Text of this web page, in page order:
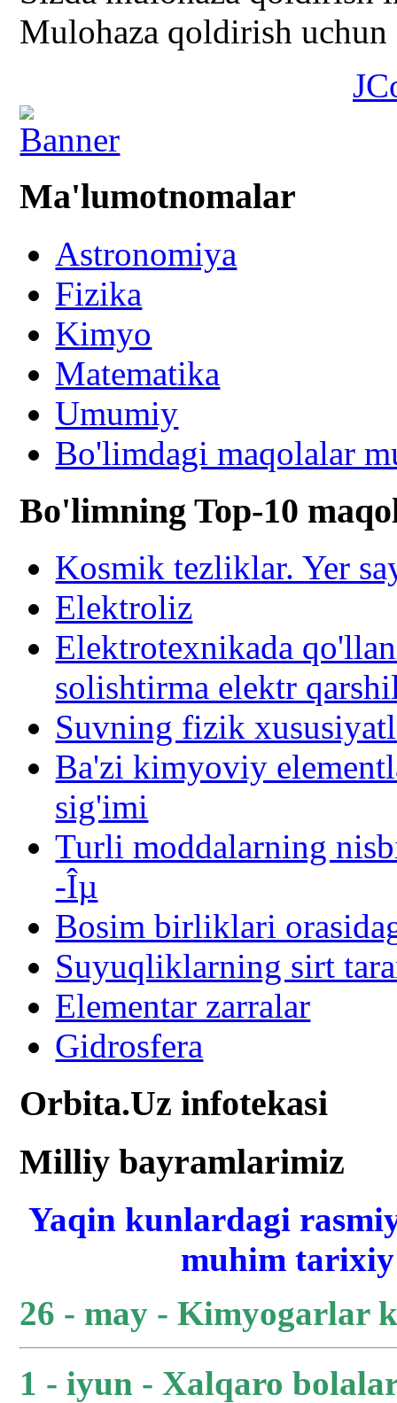
Mulohaza qoldirish
Ma'lumotnomalar
Astronomiya
Fizika
Kimyo
Matematika
Umumiy
Bo'limdagi maqolalar
Bo'limning Top-10
Kosmik tezliklar. Yer
Elektroliz
Elektrotexnikada
solishtirma elektr
Suvning fizik
Ba'zi kimyoviy
sig'imi
Turli moddalarning
-Îµ
Bosim birliklari
Suyuqliklarning sirt
Elementar zarralar
Gidrosfera
Orbita.Uz infotekasi
Milliy bayramlarimiz
Yaqin kunlardagi
muhim
26 - may - Kimyogarlar
1 - iyun - Xalqaro